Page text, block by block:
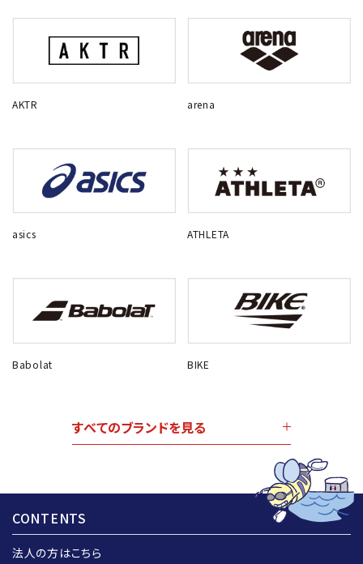
AKTR arena
asics ATHLETA
Babolat BIKE
すべてのブランドを見る
CONTENTS
法人の方はこちら